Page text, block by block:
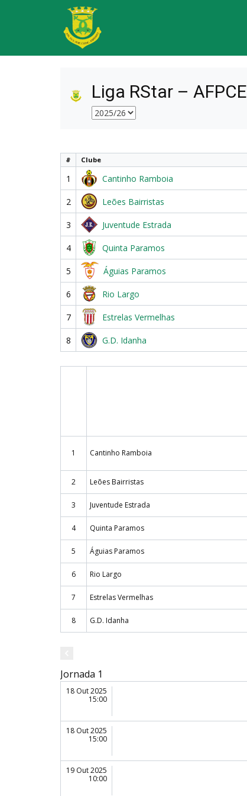
Liga RStar – AFPCE
# Clube
1 Cantinho Ramboia
2 Leões Bairristas
3 Juventude Estrada
4 Quinta Paramos
5 Águias Paramos
6 Rio Largo
7 Estrelas Vermelhas
8 G.D. Idanha
1 Cantinho Ramboia
2 Leões Bairristas
3 Juventude Estrada
4 Quinta Paramos
5 Águias Paramos
6 Rio Largo
7 Estrelas Vermelhas
8 G.D. Idanha
Jornada 1
18 Out 2025
15:00
18 Out 2025
15:00
19 Out 2025
10:00